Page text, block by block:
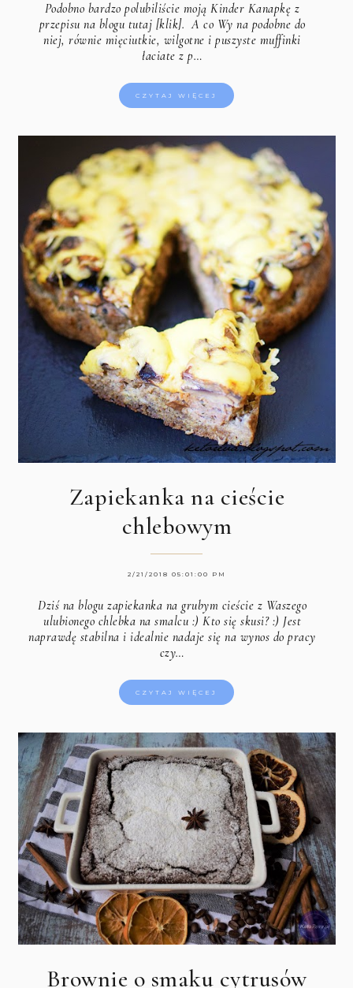
Podobno bardzo polubiliście mojąKinder Kanapkę z
przepisu na blogu tutaj [klik]. A co Wy na podobne do
niej, równie mięciutkie, wilgotne i puszyste muffinki
łaciate z p…
CZYTAJ WIĘCEJ
Zapiekanka na cieście
chlebowym
2/21/2018 05:01:00 PM
Dziś na blogu zapiekanka na grubym cieście z Waszego
ulubionego chlebka na smalcu :) Kto się skusi? :) Jest
naprawdę stabilna i idealnie nadaje się na wynos do pracy
czy…
CZYTAJ WIĘCEJ
Brownie o smaku cytrusów